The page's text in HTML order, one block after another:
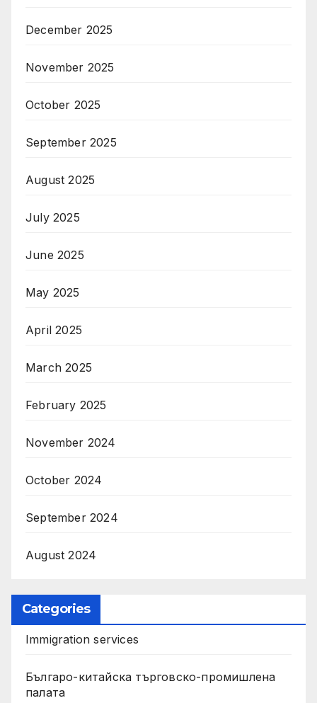
December 2025
November 2025
October 2025
September 2025
August 2025
July 2025
June 2025
May 2025
April 2025
March 2025
February 2025
November 2024
October 2024
September 2024
August 2024
Categories
Immigration services
Българо-китайска търговско-промишлена
палата